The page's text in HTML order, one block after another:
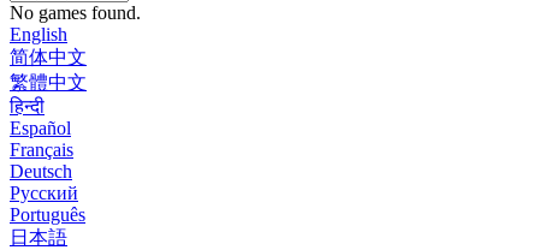
No games found.
English
简体中文
繁體中文
हिन्दी
Español
Français
Deutsch
Русский
Português
日本語